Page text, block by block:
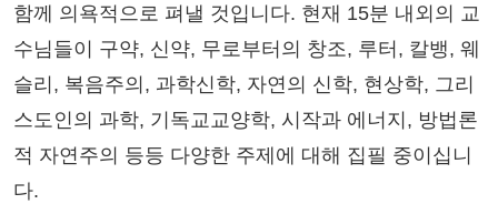
함께 의욕적으로 펴낼 것입니다. 현재 15분 내외의 교
수님들이 구약, 신약, 무로부터의 창조, 루터, 칼뱅, 웨
슬리, 복음주의, 과학신학, 자연의 신학, 현상학, 그리
스도인의 과학, 기독교교양학, 시작과 에너지, 방법론
적 자연주의 등등 다양한 주제에 대해 집필 중이십니
다.